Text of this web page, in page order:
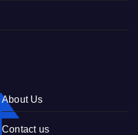
About Us
Contact us